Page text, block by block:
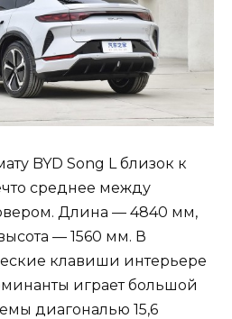
BYD Song L близок к
среднее между
Длина — 4840 мм,
— 1560 мм. В
клавиши интерьере
играет большой
диагональю 15,6